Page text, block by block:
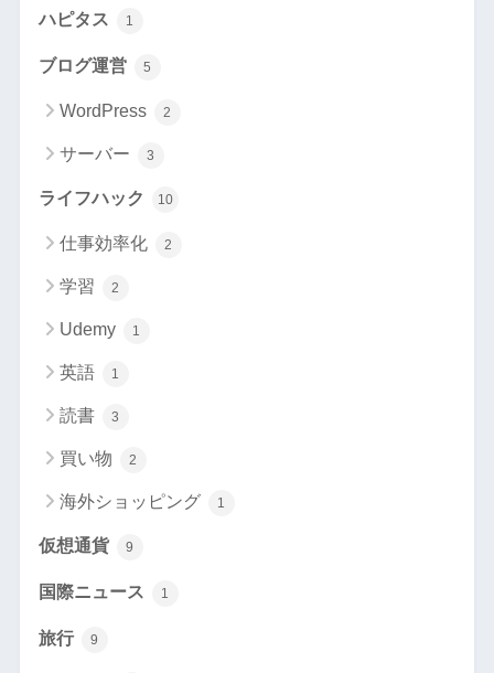
ハピタス 1
ブログ運営 5
WordPress 2
サーバー 3
ライフハック 10
仕事効率化 2
学習 2
Udemy 1
英語 1
読書 3
買い物 2
海外ショッピング 1
仮想通貨 9
国際ニュース 1
旅行 9